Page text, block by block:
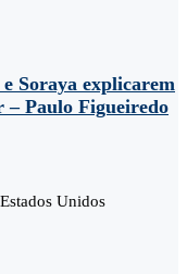
Soraya explicarem
– Paulo Figueiredo
Unidos